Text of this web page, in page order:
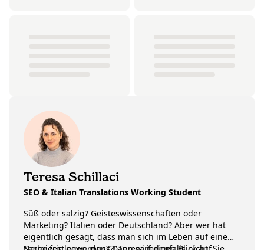
Teresa Schillaci
SEO & Italian Translations Working Student
Süß oder salzig? Geisteswissenschaften oder
Marketing? Italien oder Deutschland? Aber wer hat
eigentlich gesagt, dass man sich im Leben auf eine